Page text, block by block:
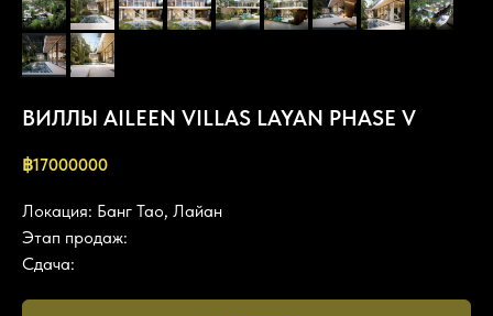
ВИЛЛЫ AILEEN VILLAS LAYAN PHASE V
฿17000000
Локация: Банг Тао, Лайан
Этап продаж:
Сдача: